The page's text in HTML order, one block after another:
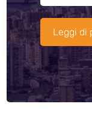
Leggi di